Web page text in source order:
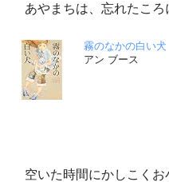
あやまちは、忘れたころ
霧のなかの白い犬
アン ブース
空いた時間にかしこくお